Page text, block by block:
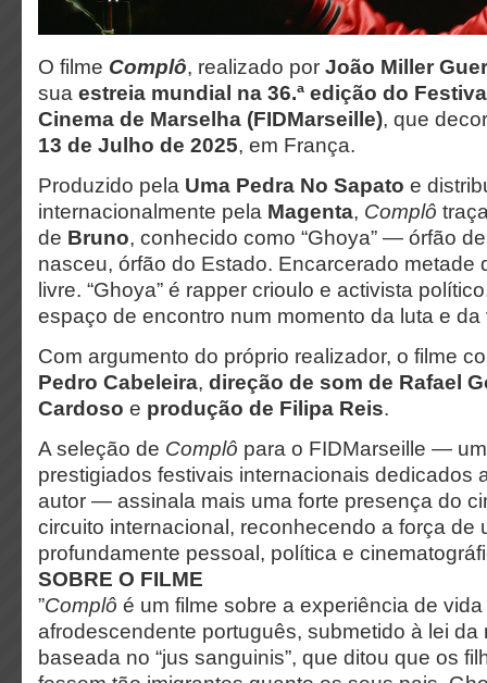
O filme Complô, realizado por João Miller
sua estreia mundial na 36.ª edição do
Cinema de Marselha (FIDMarseille), que
13 de Julho de 2025, em França.
Produzido pela Uma Pedra No Sapato e
internacionalmente pela Magenta, Complô
de Bruno, conhecido como “Ghoya” — órfão
nasceu, órfão do Estado. Encarcerado metade
livre. “Ghoya” é rapper crioulo e activista
espaço de encontro num momento da luta e da
Com argumento do próprio realizador, o filme
Pedro Cabeleira, direção de som de Rafael
Cardoso e produção de Filipa Reis.
A seleção de Complô para o FIDMarseille —
prestigiados festivais internacionais dedicados
autor — assinala mais uma forte presença do
circuito internacional, reconhecendo a força de
profundamente pessoal, política e
SOBRE O FILME
”Complô é um filme sobre a experiência de
afrodescendente português, submetido à lei da
baseada no “jus sanguinis”, que ditou que os